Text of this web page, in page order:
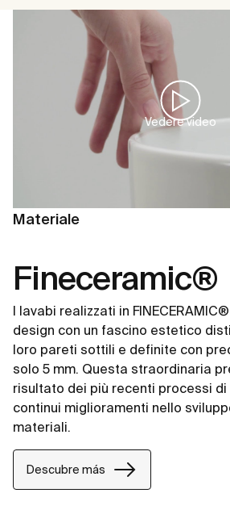
Vedere video
Materiale
Fineceramic®
I lavabi realizzati in
design con un fascino estetico
loro pareti sottili e definite con
solo 5 mm. Questa straordinaria
risultato dei più recenti processi di
continui miglioramenti nello
materiali.
Descubre más